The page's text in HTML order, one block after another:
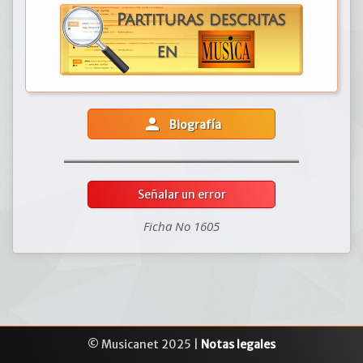
person Biografía
Señalar un error
Ficha No 1605
© Musicanet 2025 | Notas legales